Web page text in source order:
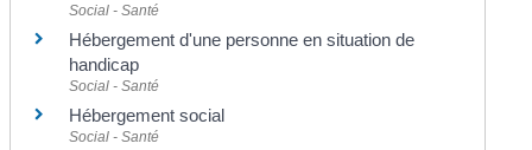
Social - Santé
Hébergement d'une personne en situation de
handicap
Social - Santé
Hébergement social
Social - Santé